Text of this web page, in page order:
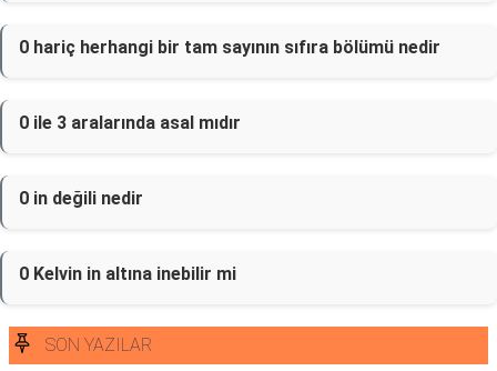
0 hariç herhangi bir tam sayının sıfıra bölümü nedir
0 ile 3 aralarında asal mıdır
0 in değili nedir
0 Kelvin in altına inebilir mi
SON YAZILAR